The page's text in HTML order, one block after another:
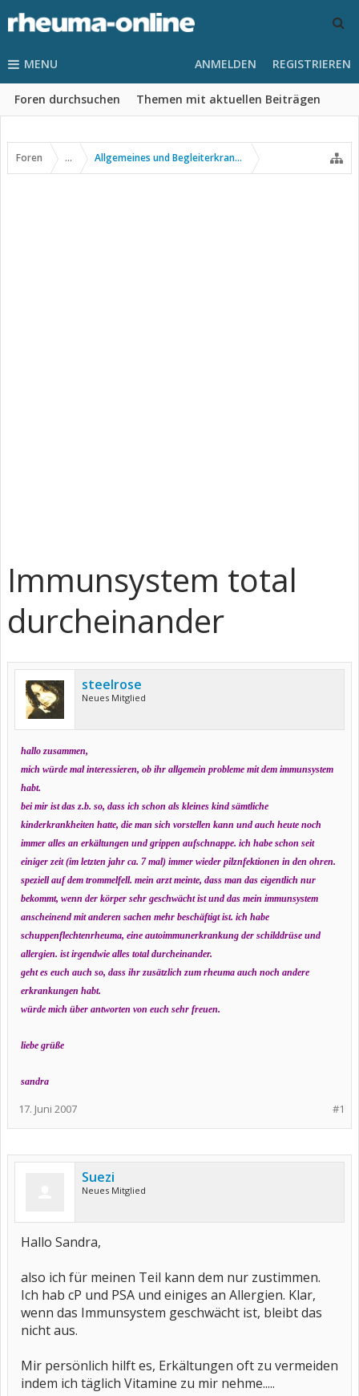
MENU
Foren durchsuchen Themen mit aktuellen Beiträgen
ANMELDEN REGISTRIEREN
Foren ... Allgemeines und Begleiterkrankungen
Immunsystem total
durcheinander
steelrose
Neues Mitglied
hallo zusammen,
mich würde mal interessieren, ob ihr allgemein probleme mit dem immunsystem
habt.
bei mir ist das z.b. so, dass ich schon als kleines kind sämtliche
kinderkrankheiten hatte, die man sich vorstellen kann und auch heute noch
immer alles an erkältungen und grippen aufschnappe. ich habe schon seit
einiger zeit (im letzten jahr ca. 7 mal) immer wieder pilznfektionen in den ohren.
speziell auf dem trommelfell. mein arzt meinte, dass man das eigentlich nur
bekommt, wenn der körper sehr geschwächt ist und das mein immunsystem
anscheinend mit anderen sachen mehr beschäftigt ist. ich habe
schuppenflechtenrheuma, eine autoimmunerkrankung der schilddrüse und
allergien. ist irgendwie alles total durcheinander.
geht es euch auch so, dass ihr zusätzlich zum rheuma auch noch andere
erkrankungen habt.
würde mich über antworten von euch sehr freuen.
liebe grüße
sandra
#1
17. Juni 2007
Suezi
Neues Mitglied
Hallo Sandra,
also ich für meinen Teil kann dem nur zustimmen.
Ich hab cP und PSA und einiges an Allergien. Klar,
wenn das Immunsystem geschwächt ist, bleibt das
nicht aus.
Mir persönlich hilft es, Erkältungen oft zu vermeiden
indem ich täglich Vitamine zu mir nehme.....